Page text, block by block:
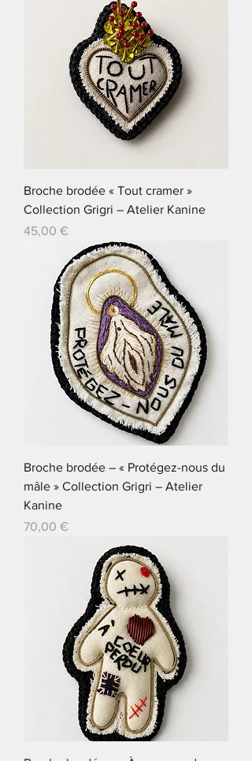
Broche brodée « Tout cramer »
Collection Grigri – Atelier Kanine
Prix
45,00 €
Broche brodée – « Protégez-nous du
mâle » Collection Grigri – Atelier
Kanine
Prix
70,00 €